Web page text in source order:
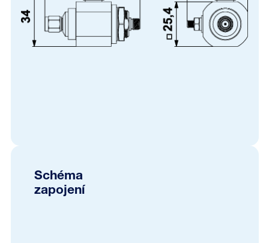
Schéma
zapojení